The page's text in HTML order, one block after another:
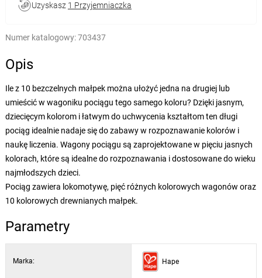
Uzyskasz 1 Przyjemniaczka
Numer katalogowy:703437
Opis
Ile z 10 bezczelnych małpek można ułożyć jedna na drugiej lub
umieścić w wagoniku pociągu tego samego koloru? Dzięki jasnym,
dziecięcym kolorom i łatwym do uchwycenia kształtom ten długi
pociąg idealnie nadaje się do zabawy w rozpoznawanie kolorów i
naukę liczenia. Wagony pociągu są zaprojektowane w pięciu jasnych
kolorach, które są idealne do rozpoznawania i dostosowane do wieku
najmłodszych dzieci.
Pociąg zawiera lokomotywę, pięć różnych kolorowych wagonów oraz
10 kolorowych drewnianych małpek.
Parametry
Marka: Hape